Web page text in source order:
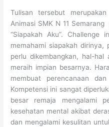
Tulisan tersebut
Animasi SMK N 11
“Siapakah Aku”.
memahami siapakah
perlu dikembangkan, hal-
meraih impian besarnya.
membuat perencanaan
Kompetensi ini sangat
besar remaja mengalami
kesehatan mental akibat
dan mengalami kesulitan